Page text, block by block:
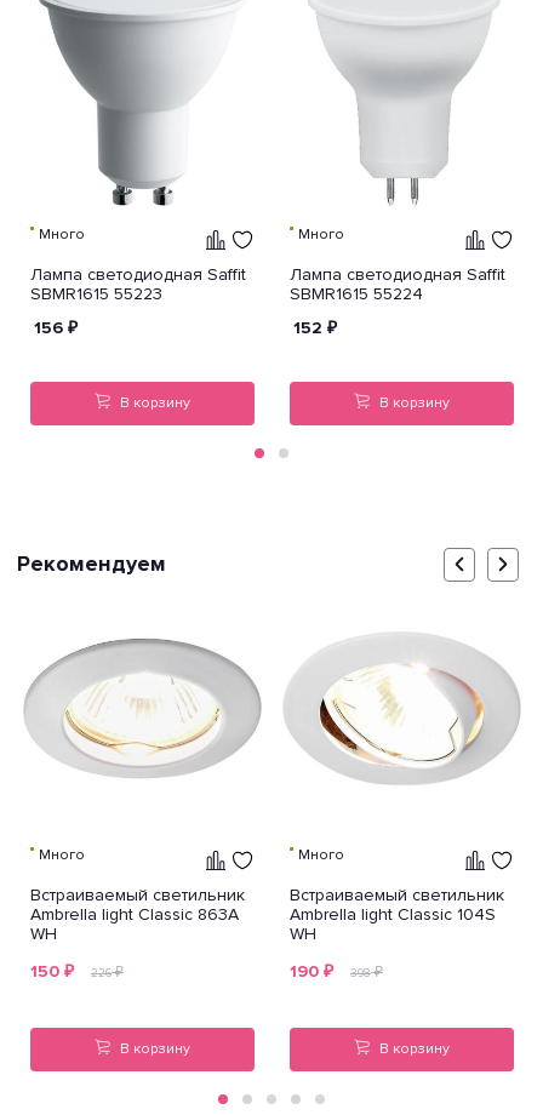
Много
Лампа светодиодная Saffit
SBMR1615 55223
156 ₽
В корзину
Много
Лампа светодиодная Saffit
SBMR1615 55224
152 ₽
В корзину
Рекомендуем
Много
Встраиваемый светильник
Ambrella light Classic 863A
WH
150 ₽ 226₽
В корзину
Много
Встраиваемый светильник
Ambrella light Classic 104S
WH
190 ₽ 398₽
В корзину